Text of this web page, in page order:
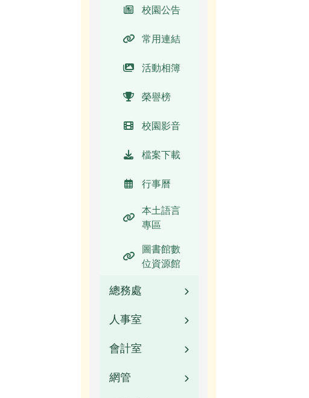
窗)
校園公告
常用連結
活動相簿
榮譽榜
校園影音
檔案下載
行事曆
本土語言
專區
圖書館數
位資源館
總務處
人事室
會計室
網管